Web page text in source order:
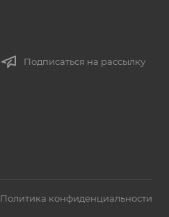
Подписаться на рассылку
Политика конфиденциальности